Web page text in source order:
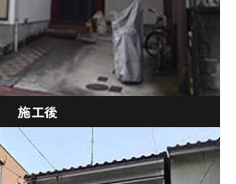
施工後